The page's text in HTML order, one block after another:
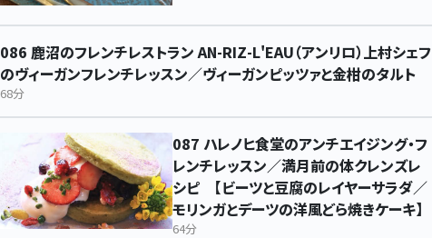
086 鹿沼のフレンチレストラン AN-RIZ-L'EAU（アンリロ）上村シェフ
のヴィーガンフレンチレッスン／ヴィーガンピッツァと金柑のタルト
68分
087 ハレノヒ食堂のアンチエイジング・フ
レンチレッスン／満月前の体クレンズレ
シピ 【ビーツと豆腐のレイヤーサラダ／
モリンガとデーツの洋風どら焼きケーキ】
64分